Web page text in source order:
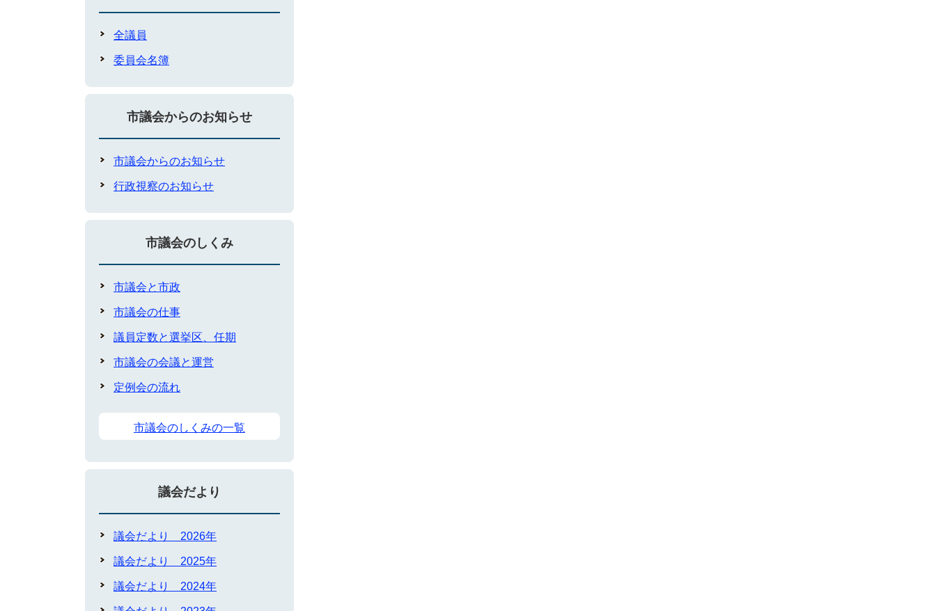
全議員
委員会名簿
市議会からのお知らせ
市議会からのお知らせ
行政視察のお知らせ
市議会のしくみ
市議会と市政
市議会の仕事
議員定数と選挙区、任期
市議会の会議と運営
定例会の流れ
市議会のしくみの一覧
議会だより
議会だより 2026年
議会だより 2025年
議会だより 2024年